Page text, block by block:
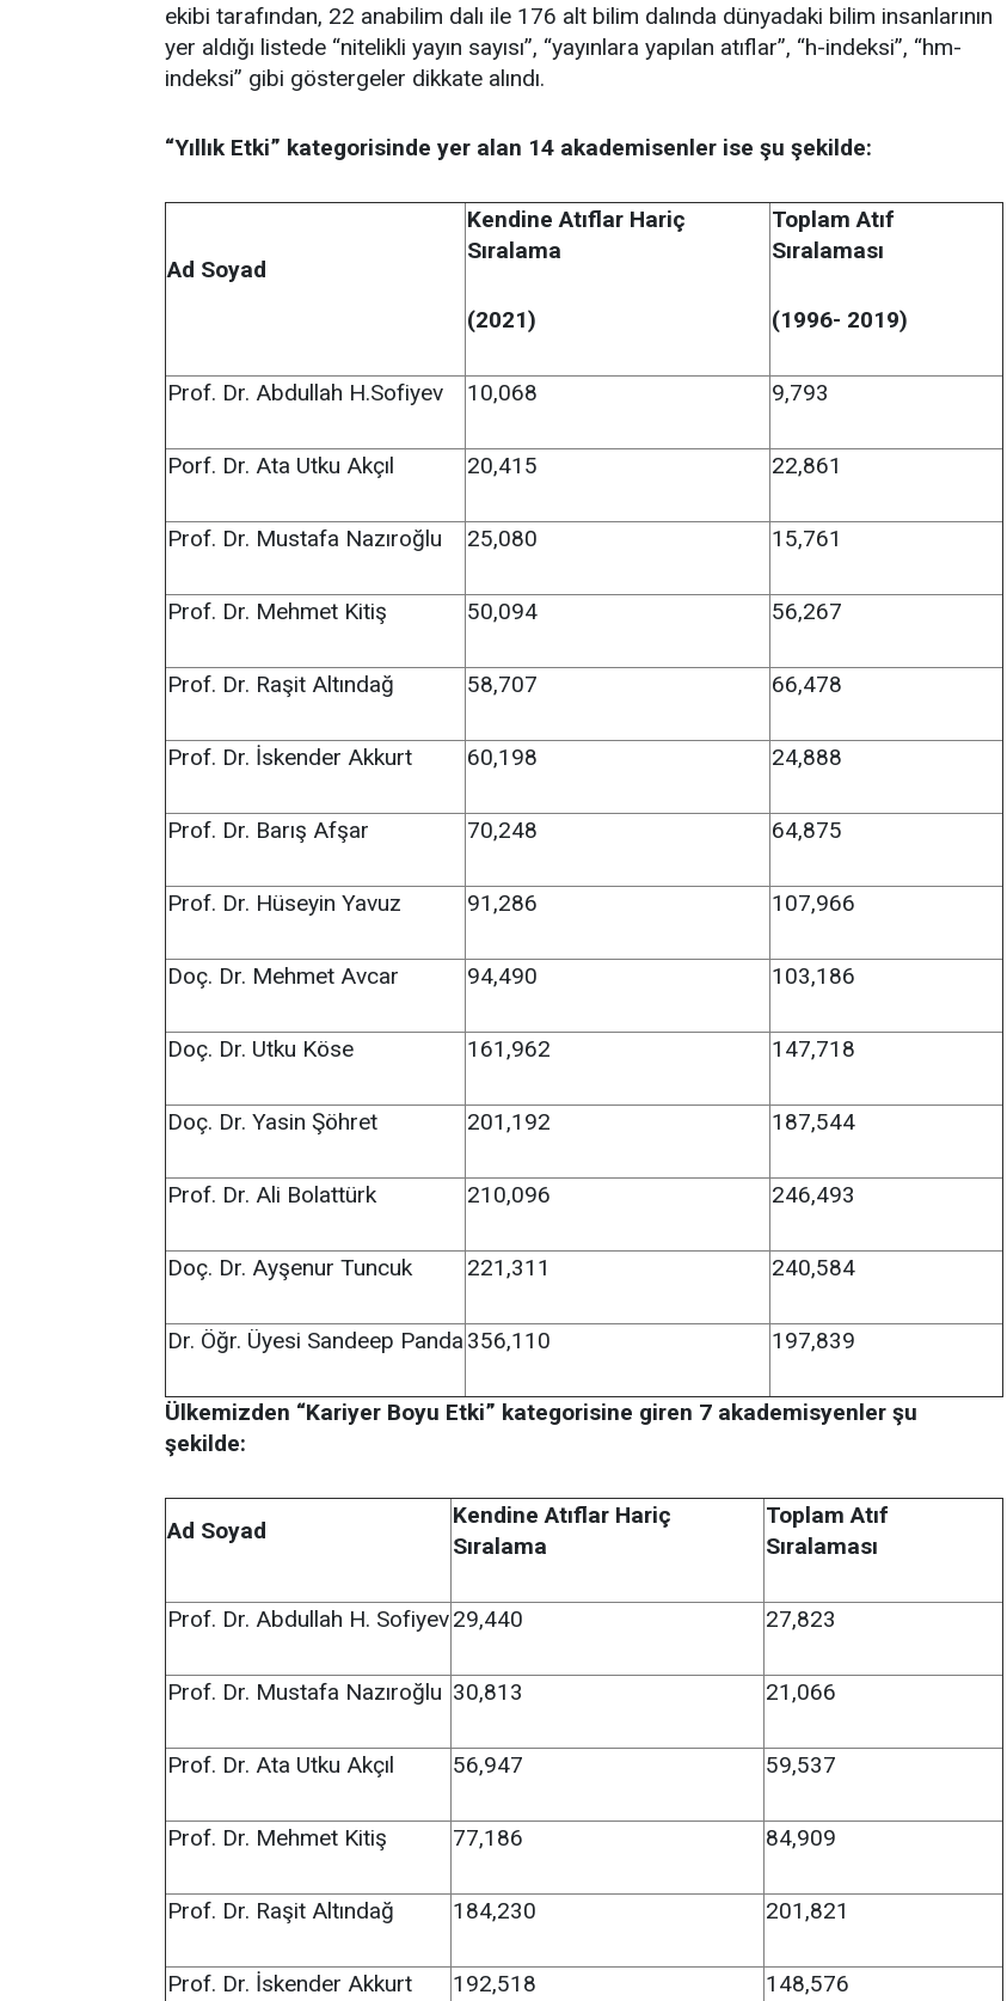
ekibi tarafından, 22 anabilim dalı ile 176 alt bilim dalında dünyadaki bilim insanlarının
yer aldığı listede “nitelikli yayın sayısı”, “yayınlara yapılan atıflar”, “h-indeksi”, “hm-
indeksi” gibi göstergeler dikkate alındı.
“Yıllık Etki” kategorisinde yer alan 14 akademisenler ise şu şekilde:
Ad Soyad
Kendine Atıflar Hariç
Sıralama
(2021)
Toplam Atıf
Sıralaması
(1996- 2019)
Prof. Dr. Abdullah H.Sofiyev 10,068 9,793
Porf. Dr. Ata Utku Akçıl 20,415 22,861
Prof. Dr. Mustafa Nazıroğlu 25,080 15,761
Prof. Dr. Mehmet Kitiş 50,094 56,267
Prof. Dr. Raşit Altındağ 58,707 66,478
Prof. Dr. İskender Akkurt 60,198 24,888
Prof. Dr. Barış Afşar 70,248 64,875
Prof. Dr. Hüseyin Yavuz 91,286 107,966
Doç. Dr. Mehmet Avcar 94,490 103,186
Doç. Dr. Utku Köse 161,962 147,718
Doç. Dr. Yasin Şöhret 201,192 187,544
Prof. Dr. Ali Bolattürk 210,096 246,493
Doç. Dr. Ayşenur Tuncuk 221,311 240,584
Dr. Öğr. Üyesi Sandeep Panda 356,110 197,839
Ülkemizden “Kariyer Boyu Etki” kategorisine giren 7 akademisyenler şu
şekilde:
Ad Soyad
Kendine Atıflar Hariç
Sıralama
Toplam Atıf
Sıralaması
Prof. Dr. Abdullah H. Sofiyev29,440 27,823
Prof. Dr. Mustafa Nazıroğlu 30,813 21,066
Prof. Dr. Ata Utku Akçıl 56,947 59,537
Prof. Dr. Mehmet Kitiş 77,186 84,909
Prof. Dr. Raşit Altındağ 184,230 201,821
Prof. Dr. İskender Akkurt 192,518 148,576